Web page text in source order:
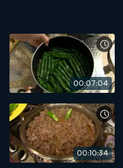
00:07:04
00:10:34